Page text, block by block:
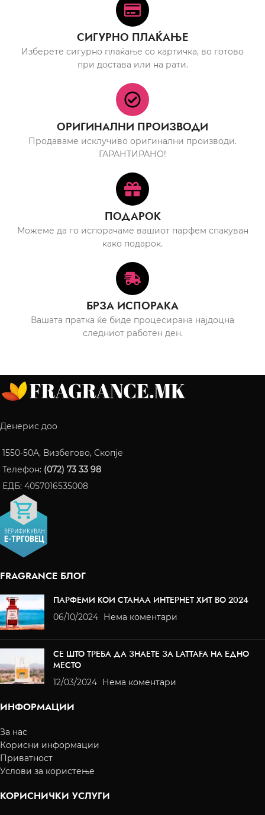
СИГУРНО ПЛАЌАЊЕ
Изберете сигурно плаќање со картичка, во готово
при достава или на рати.
ОРИГИНАЛНИ ПРОИЗВОДИ
Продаваме исклучиво оригинални производи.
ГАРАНТИРАНО!
ПОДАРОК
Можеме да го испорачаме вашиот парфем спакуван
како подарок.
БРЗА ИСПОРАКА
Вашата пратка ќе биде процесирана најдоцна
следниот работен ден.
Денерис доо
1550-50A, Визбегово, Скопје
Телефон: (072) 73 33 98
ЕДБ: 4057016535008
FRAGRANCE БЛОГ
ПАРФЕМИ КОИ СТАНАА ИНТЕРНЕТ ХИТ ВО 2024
06/10/2024 Нема коментари
СЕ ШТО ТРЕБА ДА ЗНАЕТЕ ЗА LATTAFA НА ЕДНО
МЕСТО
12/03/2024 Нема коментари
ИНФОРМАЦИИ
За нас
Корисни информации
Приватност
Услови за користење
КОРИСНИЧКИ УСЛУГИ